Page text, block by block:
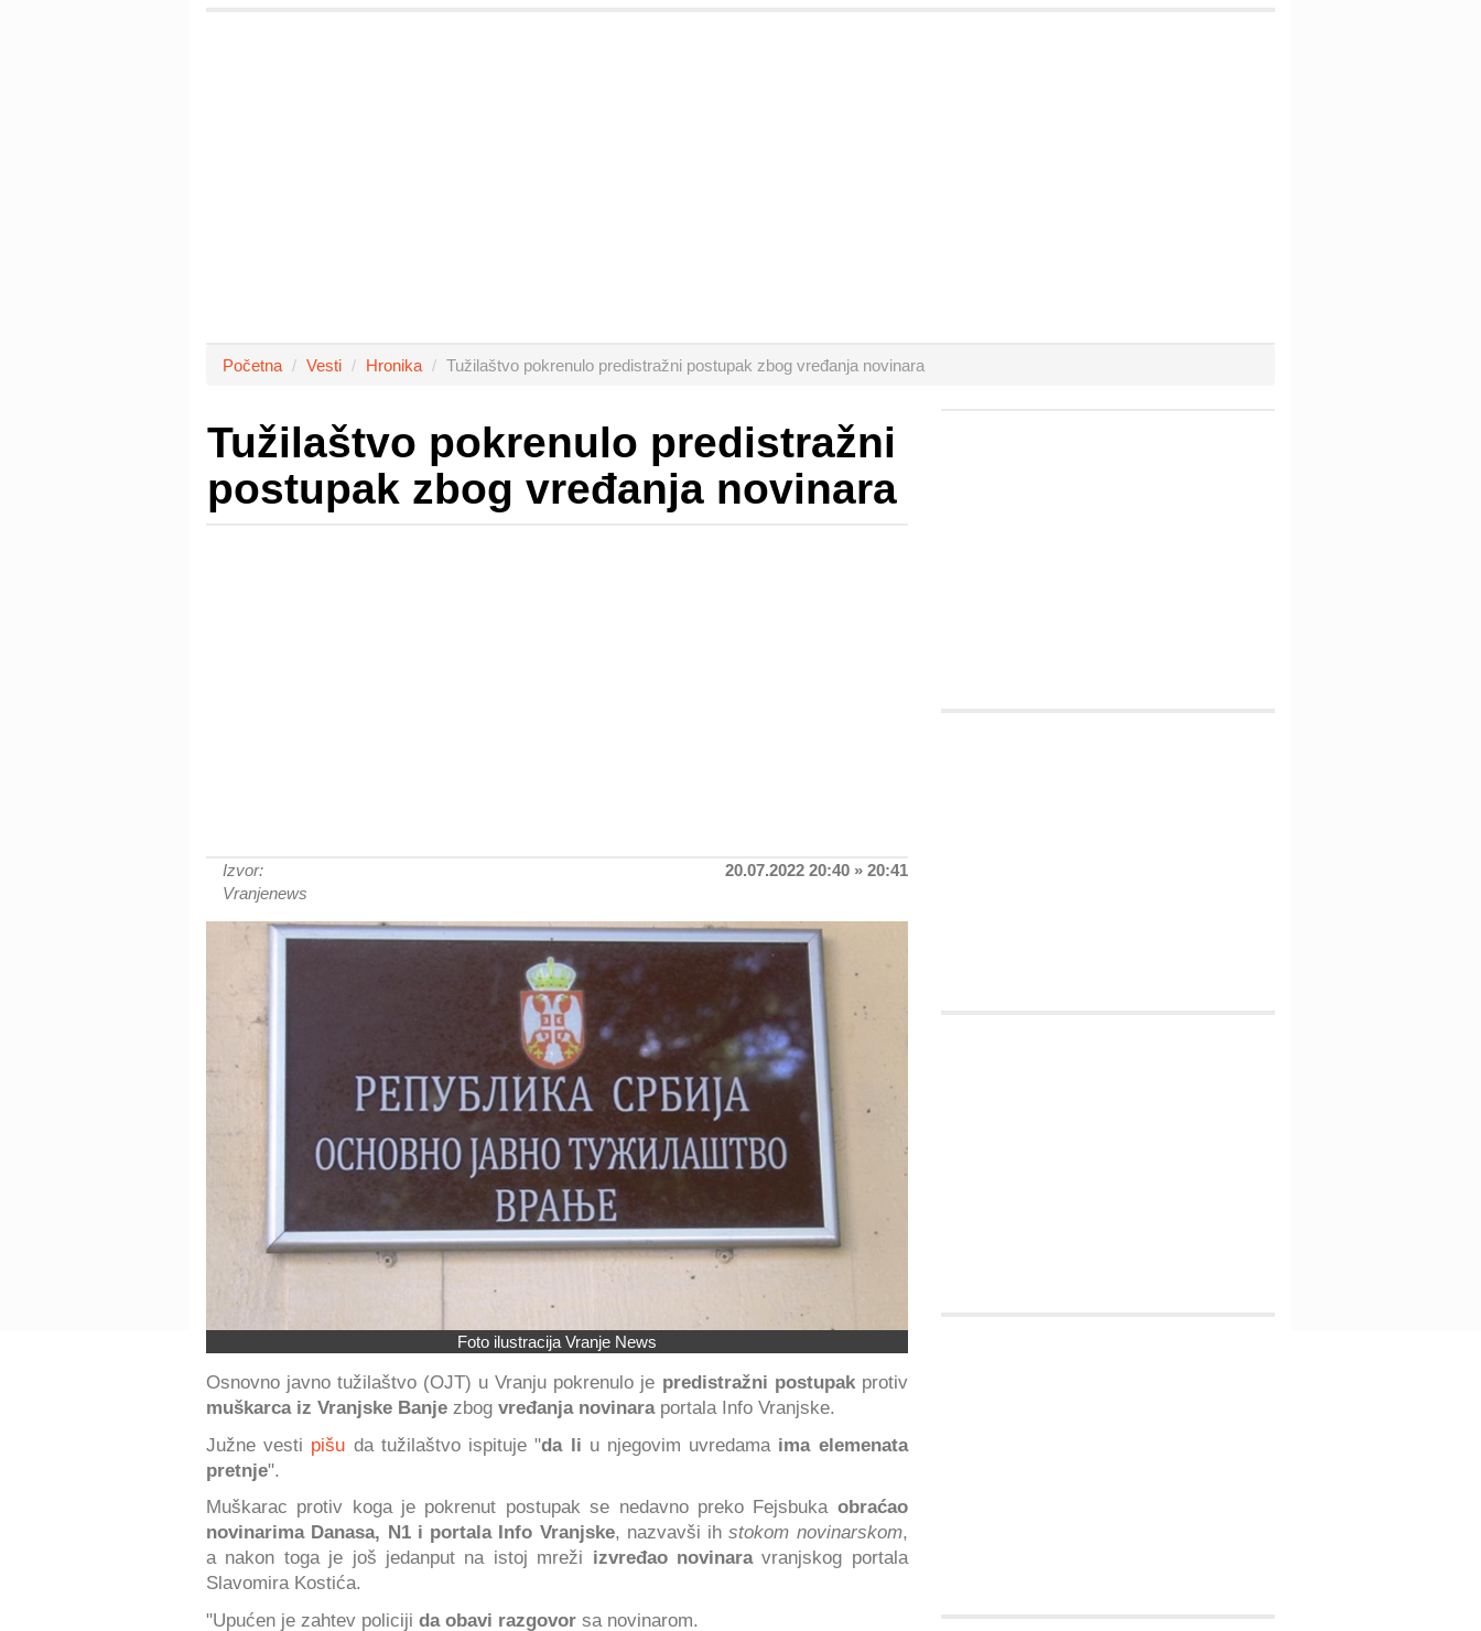
Početna Vesti Hronika Tužilaštvo pokrenulo predistražni postupak zbog vređanja novinara
Tužilaštvo pokrenulo predistražni
postupak zbog vređanja novinara
Izvor:
Vranjenews
20.07.2022 20:40 » 20:41
Foto ilustracija Vranje News
Osnovno javno tužilaštvo (OJT) u Vranju pokrenulo je predistražni postupakprotiv
muškarca iz Vranjske Banje zbog vređanja novinaraportala Info Vranjske.
Južne vesti pišu da tužilaštvo ispituje "da li u njegovim uvredama ima elemenata
pretnje".
Muškarac protiv koga je pokrenut postupak se nedavno preko Fejsbuka obraćao
novinarima Danasa, N1 i portala Info Vranjske, nazvavši ihstokom novinarskom,
a nakon toga je još jedanput na istoj mreži izvređao novinaravranjskog portala
Slavomira Kostića.
"Upućen je zahtev policiji da obavi razgovor sa novinarom.